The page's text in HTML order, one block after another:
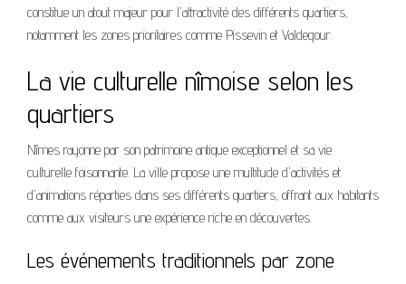
constitue un atout majeur pour l'attractivité des différents quartiers,
notamment les zones prioritaires comme Pissevin et Valdegour.
La vie culturelle nîmoise selon les
quartiers
Nîmes rayonne par son patrimoine antique exceptionnel et sa vie
culturelle foisonnante. La ville propose une multitude d'activités et
d'animations réparties dans ses différents quartiers, offrant aux habitants
comme aux visiteurs une expérience riche en découvertes.
Les événements traditionnels par zone